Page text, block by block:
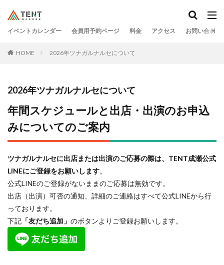
イベントカレンダー 会員用予約ページ 料金 アクセス お問い合わせ
HOME 2026年ツナガルナルセについて
2026年ツナガルナルセについて
年間スケジュールと出店・出演のお申込
みについてのご案内
ツナガルナルセに出店または出演のご応募の際は、TENT成瀬公式
LINEにご登録をお願いします。
公式LINEのご登録がないままのご応募は無効です。
出店（出演）可否の通知、詳細のご連絡はすべて公式LINEから行
っております。
下記 「友だち追加」 のボタンよりご登録お願いします。